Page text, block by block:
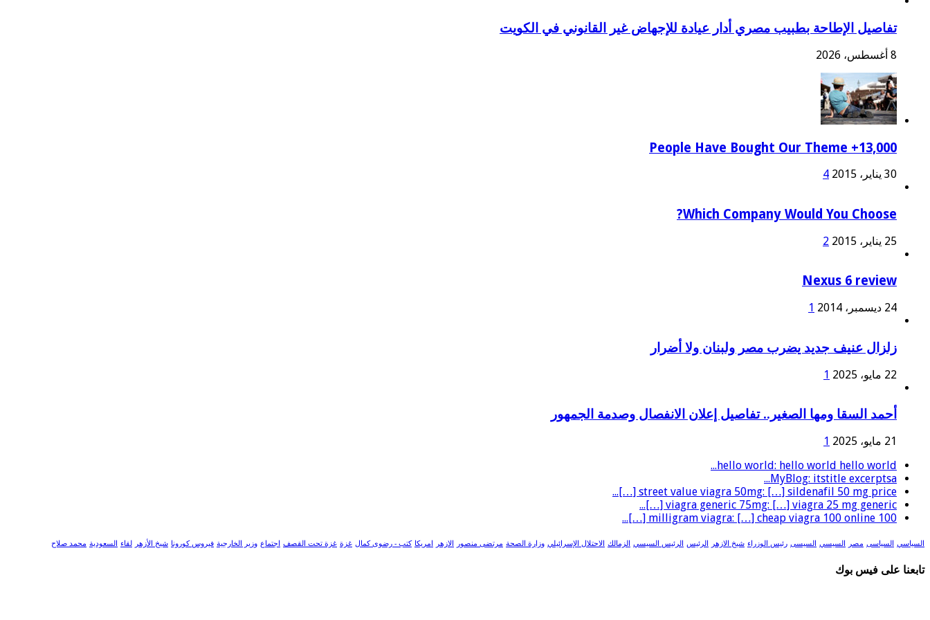
تفاصيل الإطاحة بطبيب مصري أدار عيادة للإجهاض غير القانوني في الكويت
8 أغسطس، 2026
13,000+ People Have Bought Our Theme
30 يناير، 2015 4
Which Company Would You Choose?
25 يناير، 2015 2
Nexus 6 review
24 ديسمبر، 2014 1
زلزال عنيف جديد يضرب مصر ولبنان ولا أضرار
22 مايو، 2025 1
أحمد السقا ومها الصغير.. تفاصيل إعلان الانفصال وصدمة الجمهور
21 مايو، 2025
1
hello world: hello world hello world...
MyBlog: itstitle excerptsa...
street value viagra 50mg: […] sildenafil 50 mg price […]...
viagra generic 75mg: […] viagra 25 mg generic […]...
100 milligram viagra: […] cheap viagra 100 online […]...
السياسي السياسى مصر السيسي السيسى رئيس الوزراء شيخ الازهر الرئيس الرئيس السيسي الزمالك الاحتلال الإسرائيلي وزارة الصحة مرتضى منصور الازهر امريكا كتب - رضوى كمال غزة غزة تحت القصف اجتماع وزير الخارجية فيروس كورونا شيخ الأزهر لقاء السعودية محمد صلاح
تابعنا على فيس بوك